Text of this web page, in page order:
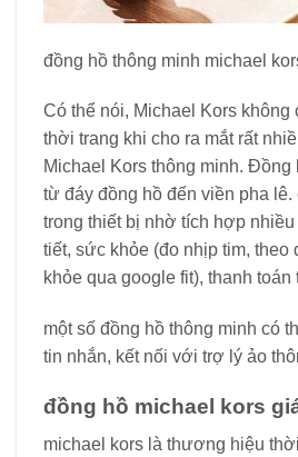
đồng hồ thông minh michael
Có thể nói, Michael Kors không
thời trang khi cho ra mắt rất
Michael Kors thông minh. Đồng
từ đáy đồng hồ đến viền pha
trong thiết bị nhờ tích hợp
tiết, sức khỏe (đo nhịp tim, theo
khỏe qua google fit), thanh toán
một số đồng hồ thông minh có
tin nhắn, kết nối với trợ lý ảo
đồng hồ michael kors
michael kors là thương hiệu